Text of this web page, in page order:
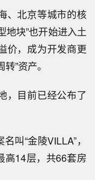
、北京等城市的核
地块”也开始进入土
价，成为开发商更
”资产。
，目前已经公布了
叫“金陵VILLA”，
高14层，共66套房